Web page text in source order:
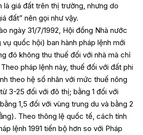
là giá đất trên thị trường, nhưng do
đất” nên gọi như vậy.
ngày 31/7/1992, Hội đồng Nhà nước
quốc hội) ban hành pháp lệnh mới
đó không thu thuế đối với nhà mà chỉ
pháp lệnh này, thuế đối với đất phi
theo hệ số nhân với mức thuế nông
3-25 đối với đô thị; bằng 1 đối với
1,5 đối với vùng trung du và bằng 2
Theo thông lệ quốc tế, cách tính
lệnh 1991 tiến bộ hơn so với Pháp